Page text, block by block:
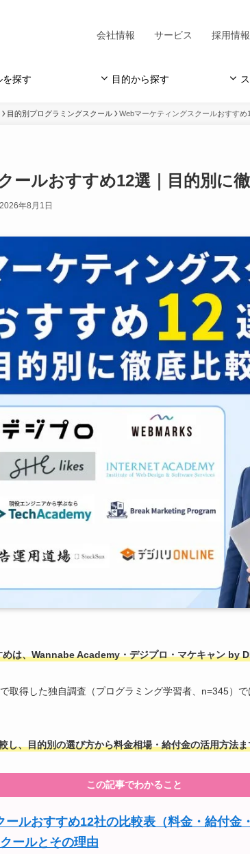
会社情報 サービス 採用情報
探す 目的から探す
目的別プログラミングスクール Webマーケティングスクールおすすめ
ールおすすめ12選｜目的別に
2026年8月1日
は、Wannabe Academy・デジプロ・マケキャン by
取得した独自調査（プログラミング学習者、n=345）
し、目的別の選び方から料金相場・給付金の活用方法
この記事でわかること
ルおすすめ12社の比較表（料金・給付金
ールとその理由